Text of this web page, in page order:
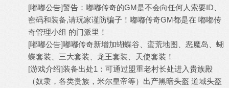
[嘟嘟公告]警告：嘟嘟传奇的GM是不会向任何人索要ID、
密码和装备,请玩家谨防骗子！嘟嘟传奇GM都是在 嘟嘟传
奇管理小组 的门派里！
[嘟嘟公告]嘟嘟传奇新增加蝴蝶谷、蛮荒地图、恶魔岛、蝴
蝶套装、三大套装、龙王套装、天使套装！
[游戏介绍]装备出处1：可通过盟重老村长处进入贵族殿
（奴隶，各类贵族，米尔皇帝等）出产黑暗头盔 道域头盔